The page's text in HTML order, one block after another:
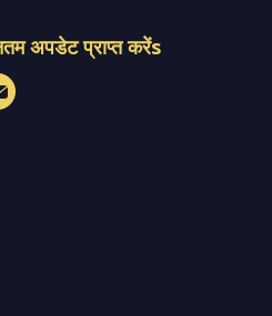
अपडेट प्राप्त करेंs